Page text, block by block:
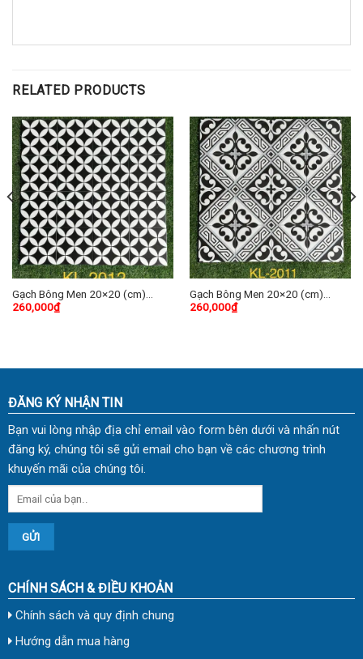
RELATED PRODUCTS
Gạch Bông Men 20×20 (cm)
TDKL-2012
260,000₫
Gạch Bông Men 20×20 (cm)
TDKL-2011
260,000₫
ĐĂNG KÝ NHẬN TIN
Bạn vui lòng nhập địa chỉ email vào form bên dưới và nhấn nút
đăng ký, chúng tôi sẽ gửi email cho bạn về các chương trình
khuyến mãi của chúng tôi.
CHÍNH SÁCH & ĐIỀU KHOẢN
Chính sách và quy định chung
Hướng dẫn mua hàng